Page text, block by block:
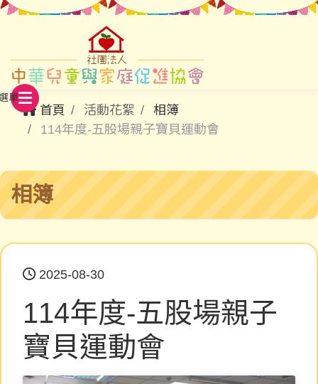
首頁 活動花絮
相簿
114年度-五股場親子寶貝運動會
相簿
2025-08-30
114年度-五股場親子
寶貝運動會